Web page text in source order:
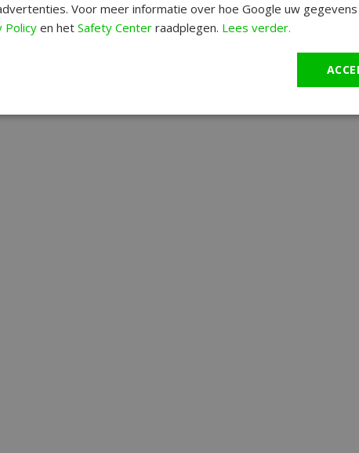
Voor meer informatie over hoe Google uw
Policy en het Safety Center raadplegen. Lees verder.